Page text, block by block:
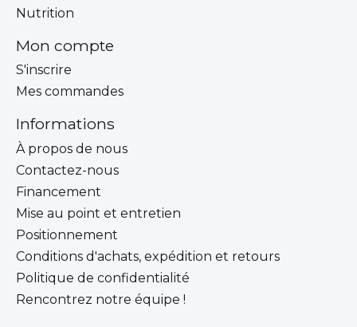
Nutrition
Mon compte
S'inscrire
Mes commandes
Informations
À propos de nous
Contactez-nous
Financement
Mise au point et entretien
Positionnement
Conditions d'achats, expédition et retours
Politique de confidentialité
Rencontrez notre équipe !